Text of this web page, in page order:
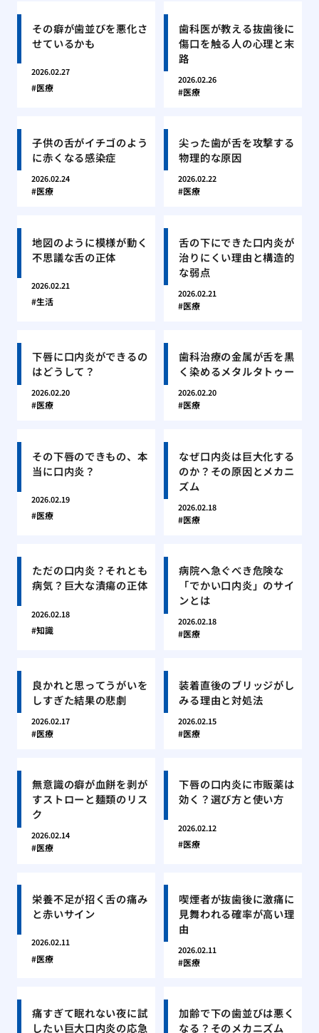
その癖が歯並びを悪化さ
せているかも
2026.02.27
医療
歯科医が教える抜歯後に
傷口を触る人の心理と末
路
2026.02.26
医療
子供の舌がイチゴのよう
に赤くなる感染症
2026.02.24
医療
尖った歯が舌を攻撃する
物理的な原因
2026.02.22
医療
地図のように模様が動く
不思議な舌の正体
2026.02.21
生活
舌の下にできた口内炎が
治りにくい理由と構造的
な弱点
2026.02.21
医療
下唇に口内炎ができるの
はどうして？
2026.02.20
医療
歯科治療の金属が舌を黒
く染めるメタルタトゥー
2026.02.20
医療
その下唇のできもの、本
当に口内炎？
2026.02.19
医療
なぜ口内炎は巨大化する
のか？その原因とメカニ
ズム
2026.02.18
医療
ただの口内炎？それとも
病気？巨大な潰瘍の正体
2026.02.18
知識
病院へ急ぐべき危険な
「でかい口内炎」のサイ
ンとは
2026.02.18
医療
良かれと思ってうがいを
しすぎた結果の悲劇
2026.02.17
医療
装着直後のブリッジがし
みる理由と対処法
2026.02.15
医療
無意識の癖が血餅を剥が
すストローと麺類のリス
ク
2026.02.14
医療
下唇の口内炎に市販薬は
効く？選び方と使い方
2026.02.12
医療
栄養不足が招く舌の痛み
と赤いサイン
2026.02.11
医療
喫煙者が抜歯後に激痛に
見舞われる確率が高い理
由
2026.02.11
医療
痛すぎて眠れない夜に試
したい巨大口内炎の応急
加齢で下の歯並びは悪く
なる？そのメカニズム